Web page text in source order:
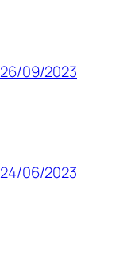
26/09/2023
24/06/2023